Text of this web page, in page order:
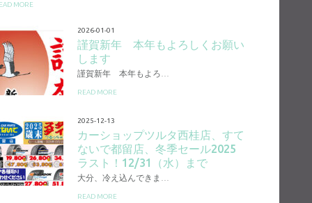
MORE
2026-01-01
謹賀新年 本年もよろしくお願い
します
謹賀新年 本年もよろ…
READ MORE
2025-12-13
カーショップツルタ西桂店、すて
ないで都留店、冬季セール2025
ラスト！12/31（水）まで
大分、冷え込んできま…
READ MORE